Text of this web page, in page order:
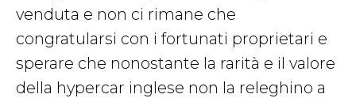
venduta e non ci rimane che
congratularsi con i fortunati proprietari e
sperare che nonostante la rarità e il valore
della hypercar inglese non la releghino a